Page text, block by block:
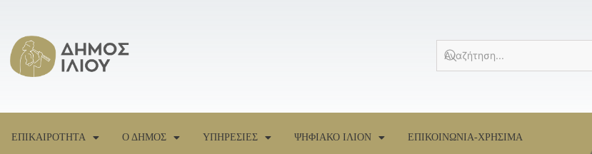
ΕΠΙΚΑΙΡΟΤΗΤΑ Ο ΔΗΜΟΣ ΥΠΗΡΕΣΙΕΣ ΨΗΦΙΑΚΟ ΙΛΙΟΝ ΕΠΙΚΟΙΝΩΝΙΑ-ΧΡΗΣΙΜΑ